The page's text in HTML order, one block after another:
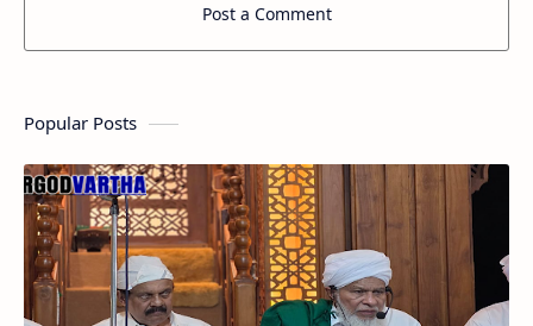
Post a Comment
Popular Posts